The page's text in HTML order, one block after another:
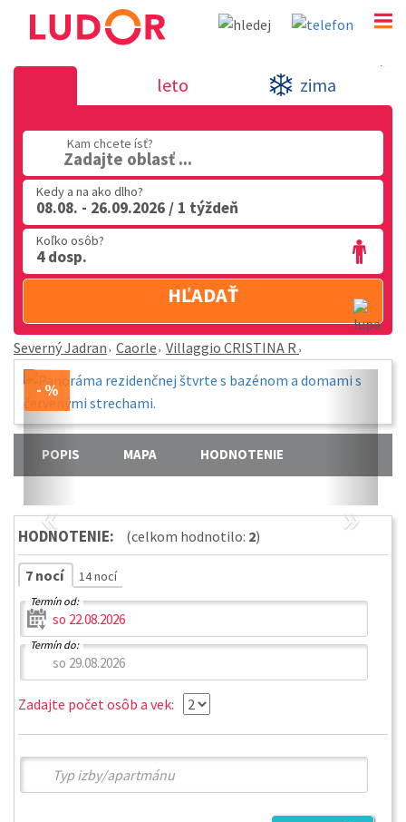
Villaggio CRISTINA R - Caorle - Severný
02 2063 3182
leto zima
Kam chcete ísť?
Zadajte oblasť ...
Kedy a na ako dlho?
08.08. - 26.09.2026 / 1 týždeň
Koľko osôb?
4 dosp.
HĽADAŤ
Severný Jadran Caorle Villaggio CRISTINA R
« »
POPIS MAPA HODNOTENIE
HODNOTENIE: (celkom hodnotilo: 2)
7 nocí 14 nocí
Termín od:
Termín do:
Zadajte počet osôb a vek: